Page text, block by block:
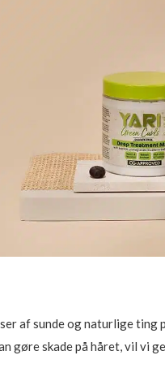
af sunde og naturlige
gøre skade på håret, vil vi